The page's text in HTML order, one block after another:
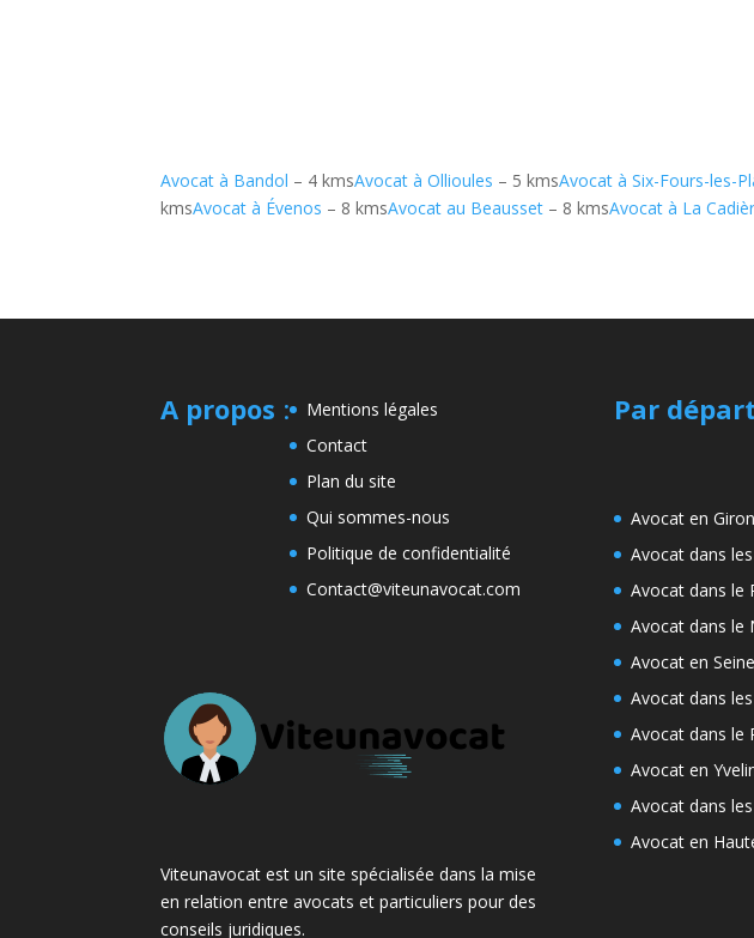
Avocat à Bandol – 4 kmsAvocat à Ollioules – 5 kmsAvocat à Six-Fours-les-
kmsAvocat à Évenos – 8 kmsAvocat au Beausset – 8 kmsAvocat à La
A propos :
Mentions légales
Contact
Plan du site
Qui sommes-nous
Politique de confidentialité
Contact@viteunavocat.com
Viteunavocat est un site spécialisée dans la mise
en relation entre avocats et particuliers pour des
conseils juridiques.
Par
Avocat en
Avocat dans
Avocat dans le
Avocat dans le
Avocat en
Avocat dans
Avocat dans le
Avocat en
Avocat dans
Avocat en